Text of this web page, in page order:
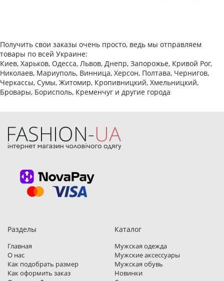
Получить свои заказы очень просто, ведь мы отправляем
товары по всей Украине:
Киев, Харьков, Одесса, Львов, Днепр, Запорожье, Кривой Рог,
Николаев, Мариуполь, Винница, Херсон, Полтава, Чернигов,
Черкассы, Сумы, Житомир, Кропивницкий, Хмельницкий,
Бровары, Борисполь, Кременчуг и другие города
Разделы
Главная
О нас
Как подобрать размер
Как оформить заказ
Каталог
Мужская одежда
Мужские аксессуары
Мужская обувь
Новинки